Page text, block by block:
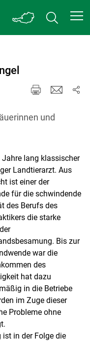
und
Jahre lang klassischer
Landtierarzt. Aus
ist einer der
für die schwindende
des Berufs des
die starke
Bis zur
war die
des
hat dazu
in die Betriebe
im Zuge dieser
Probleme ohne
in der Folge die